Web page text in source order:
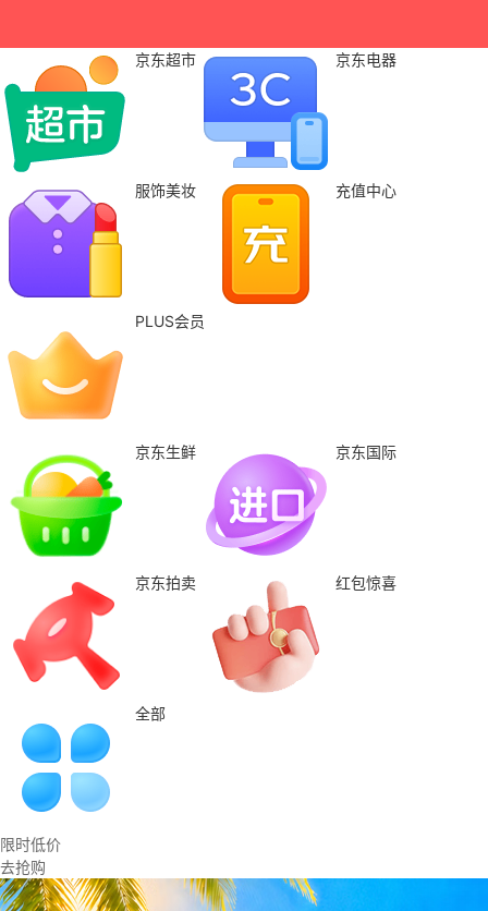
京东超市 京东电器
服饰美妆 充值中心
PLUS会员
京东生鲜 京东国际
京东拍卖 红包惊喜
全部
限时低价
去抢购